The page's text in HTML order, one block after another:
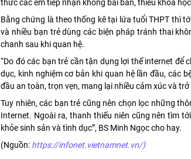
thức các em tiếp nhận không bài bản, thiếu khoa
Bằng chứng là theo thống kê tại lứa tuổi THPT thì
và nhiều bạn trẻ dùng các biện pháp tránh thai
chanh sau khi quan hệ.
“Do đó các bạn trẻ cần tận dụng lợi thế internet
dục, kinh nghiệm cơ bản khi quan hệ lần đầu, các
đầu an toàn, trọn vẹn, mang lại nhiều cảm xúc và
Tuy nhiên, các bạn trẻ cũng nên chọn lọc những
Internet. Ngoài ra, thanh thiếu niên cũng nên tìm
khỏe sinh sản và tình dục”, BS Minh Ngọc cho hay.
(Nguồn: https://infonet.vietnamnet.vn/)